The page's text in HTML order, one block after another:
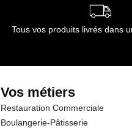
Tous vos produits livrés dans
Vos métiers
Restauration Commerciale
Boulangerie-Pâtisserie